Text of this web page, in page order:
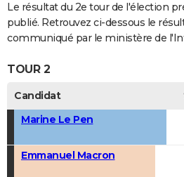
COPAINS D'AVANT
Se connecter
Entreprises
Service militaire
Avis de recherche
Le résultat du 2e tour de l'élection
publié. Retrouvez ci-dessous le
communiqué par le ministère de
TOUR 2
Candidat
Marine Le Pen
Emmanuel Macron